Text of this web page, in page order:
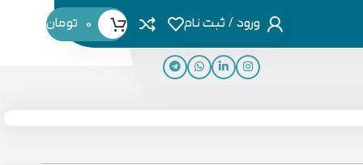
ورود / ثبت نام 0 تومان